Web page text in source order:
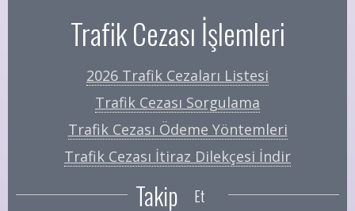
Trafik Cezası İşlemleri
2026 Trafik Cezaları Listesi
Trafik Cezası Sorgulama
Trafik Cezası Ödeme Yöntemleri
Trafik Cezası İtiraz Dilekçesi İndir
Takip Et